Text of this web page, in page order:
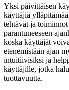
Yksi päivittäisen
käyttäjiä
tehtävät ja
parantuneeseen
koska käyttäjät
etenemistään ajan
intuitiivisiksi ja
käyttäjille, jotka
tuottavuutta.